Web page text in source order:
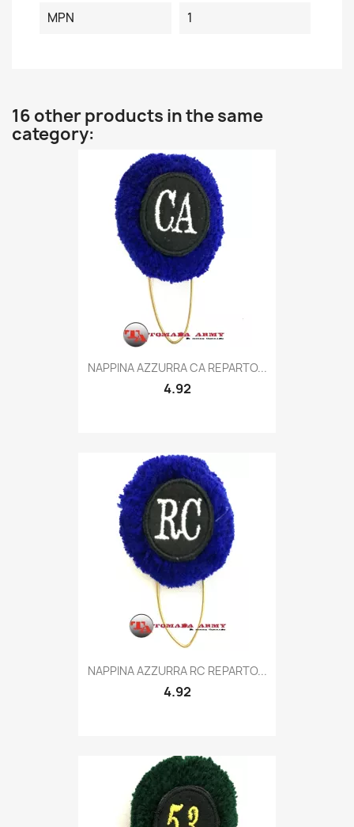
MPN
1
16 other products in the same
category:
Quick view
NAPPINA AZZURRA CA REPARTO...
4.92
Quick view
NAPPINA AZZURRA RC REPARTO...
4.92